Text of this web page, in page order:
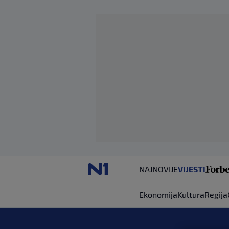
NAJNOVIJEVIJESTI
EkonomijaKulturaRegija